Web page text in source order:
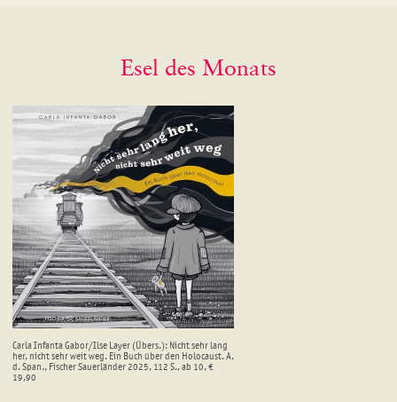
Esel des Monats
Carla Infanta Gabor/Ilse Layer (Übers.): Nicht sehr lang
her, nicht sehr weit weg. Ein Buch über den Holocaust. A.
d. Span., Fischer Sauerländer 2025, 112 S., ab 10, €
19,90